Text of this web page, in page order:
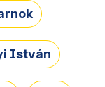
István